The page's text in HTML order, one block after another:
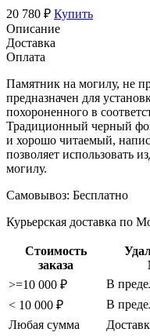
20 780 ₽ Купить
Описание
Доставка
Оплата
Памятник на могилу, не
предназначен для
похороненного в
Традиционный черный
и хорошо читаемый,
позволяет использовать
могилу.
Самовывоз: Бесплатно
Курьерская доставка по
Стоимость
заказа
>=10 000 ₽
В
< 10 000 ₽
В
Любая сумма